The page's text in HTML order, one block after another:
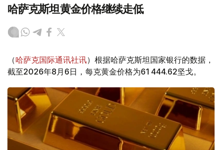
哈萨克斯坦黄金价格继续走低
（哈萨克国际通讯社讯）根据哈萨克斯坦国家银行的数据，
截至2026年8月6日，每克黄金价格为61 444.62坚戈。